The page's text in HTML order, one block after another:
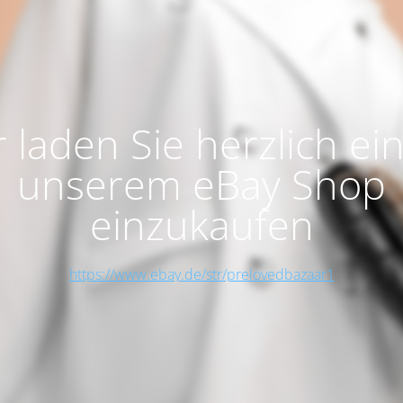
laden Sie herzlich
unserem eBay Shop
einzukaufen
https://www.ebay.de/str/prelovedbazaar1